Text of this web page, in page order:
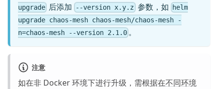
upgrade 后添加 --version x.y.z 参数，如
helm
upgrade chaos-mesh chaos-mesh/chaos-mesh -
n=chaos-mesh --version 2.1.0 。
注意
如在非 Docker 环境下进行升级，需根据在不同环境